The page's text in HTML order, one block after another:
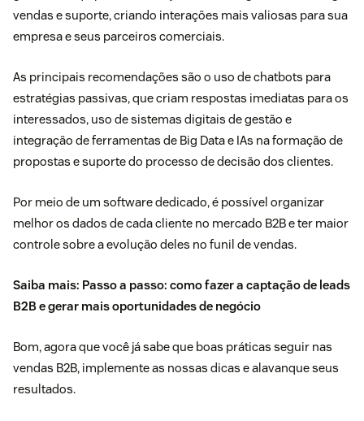
vendas e suporte, criando interações mais valiosas para sua
empresa e seus parceiros comerciais.
As principais recomendações são o uso de chatbots para
estratégias passivas, que criam respostas imediatas para os
interessados, uso de sistemas digitais de gestão e
integração de ferramentas de Big Data e IAs na formação de
propostas e suporte do processo de decisão dos clientes.
Por meio de um software dedicado, é possível organizar
melhor os dados de cada cliente no mercado B2B e ter maior
controle sobre a evolução deles no funil de vendas.
Saiba mais: Passo a passo: como fazer a captação de leads
B2B e gerar mais oportunidades de negócio
Bom, agora que você já sabe que boas práticas seguir nas
vendas B2B, implemente as nossas dicas e alavanque seus
resultados.